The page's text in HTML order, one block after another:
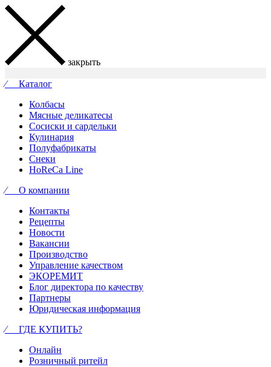
закрыть
⁄ Каталог
Колбасы
Мясные деликатесы
Сосиски и сардельки
Кулинария
Полуфабрикаты
Снеки
HoReCa Line
⁄ О компании
Контакты
Рецепты
Новости
Вакансии
Производство
Управление качеством
ЭКОРЕМИТ
Блог директора по качеству
Партнеры
Юридическая информация
⁄ ГДЕ КУПИТЬ?
Онлайн
Розничный ритейл